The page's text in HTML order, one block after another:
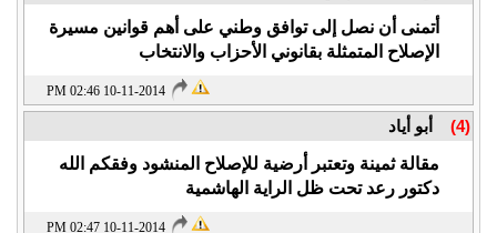
أتمنى أن نصل إلى توافق وطني على أهم قوانين مسيرة
الإصلاح المتمثلة بقانوني الأحزاب والانتخاب
10-11-2014 02:46 PM
(4)
أبو أياد
مقالة ثمينة وتعتبر أرضية للإصلاح المنشود وفقكم الله
دكتور رعد تحت ظل الراية الهاشمية
10-11-2014 02:47 PM